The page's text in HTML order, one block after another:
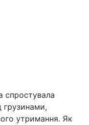
спростувала
грузинами,
утримання. Як